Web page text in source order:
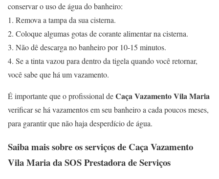
conservar o uso de água do banheiro:
1. Remova a tampa da sua cisterna.
2. Coloque algumas gotas de corante alimentar na cisterna.
3. Não dê descarga no banheiro por 10-15 minutos.
4. Se a tinta vazou para dentro da tigela quando você retornar,
você sabe que há um vazamento.
É importante que o profissional deCaça Vazamento Vila Maria
verificar se há vazamentos em seu banheiro a cada poucos meses,
para garantir que não haja desperdício de água.
Saiba mais sobre os serviços de Caça Vazamento
Vila Mariada SOS Prestadora de Serviços